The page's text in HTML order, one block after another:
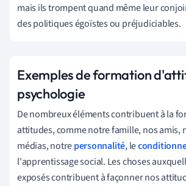
mais ils trompent quand même leur
des politiques égoïstes ou préjudiciables.
Exemples de formation
psychologie
De nombreux éléments contribuent à la
attitudes, comme notre famille, nos amis,
médias, notrepersonnalité, le
l'apprentissage social. Les choses
exposés contribuent à façonner nos